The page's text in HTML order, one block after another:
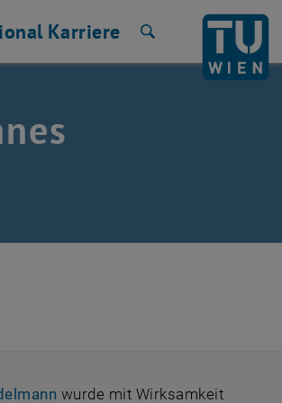
Karriere
, öffnet eine externe URL in
wurde mit Wirksamkeit